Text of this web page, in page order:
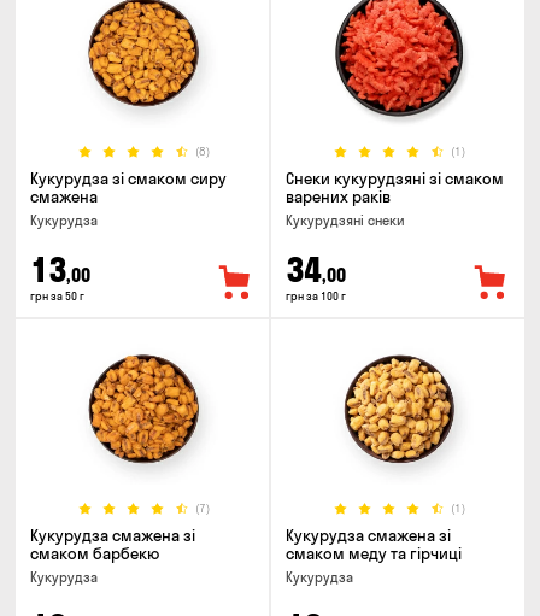
(8)
Кукурудза зі смаком сиру
смажена
Кукурудза
13,00
грн за 50 г
(1)
Снеки кукурудзяні зі смаком
варених раків
Кукурудзяні снеки
34,00
грн за 100 г
(7)
Кукурудза смажена зі
смаком барбекю
Кукурудза
(1)
Кукурудза смажена зі
смаком меду та гiрчиці
Кукурудза